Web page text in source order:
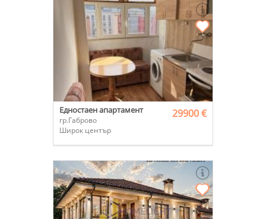
Едностаен апартамент
гр.Габрово
Широк център
29900 €